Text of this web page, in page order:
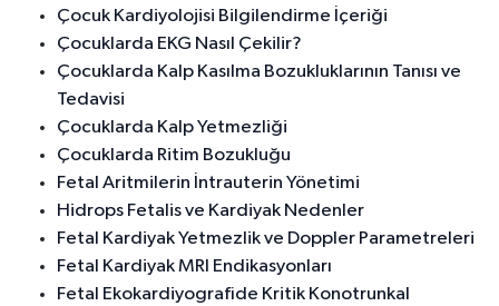
Çocuk Kardiyolojisi Bilgilendirme İçeriği
Çocuklarda EKG Nasıl Çekilir?
Çocuklarda Kalp Kasılma Bozukluklarının Tanısı ve
Tedavisi
Çocuklarda Kalp Yetmezliği
Çocuklarda Ritim Bozukluğu
Fetal Aritmilerin İntrauterin Yönetimi
Hidrops Fetalis ve Kardiyak Nedenler
Fetal Kardiyak Yetmezlik ve Doppler Parametreleri
Fetal Kardiyak MRI Endikasyonları
Fetal Ekokardiyografide Kritik Konotrunkal